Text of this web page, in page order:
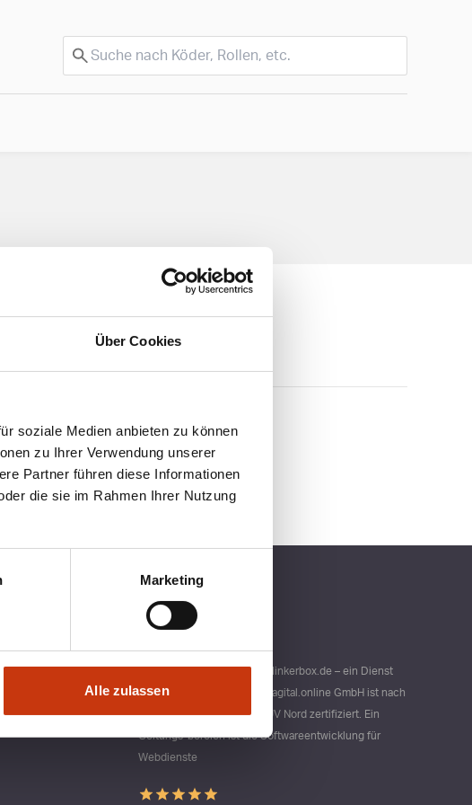
Über Cookies
soziale Medien anbieten zu können
zu Ihrer Verwendung unserer
Partner führen diese Informationen
die sie im Rahmen Ihrer Nutzung
Marketing
Alle zulassen
Qualitätsmanagement bei blinkerbox.de – ein Dienst
der agital.online GmbH Die agital.online GmbH ist nach
DIN ISO 9001 durch den TÜV Nord zertifiziert. Ein
Geltungs-bereich ist die Softwareentwicklung für
Webdienste